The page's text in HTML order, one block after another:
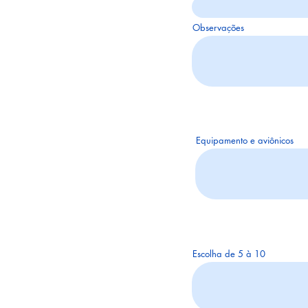
Observações
Equipamento e aviônicos
Escolha de 5 à 10